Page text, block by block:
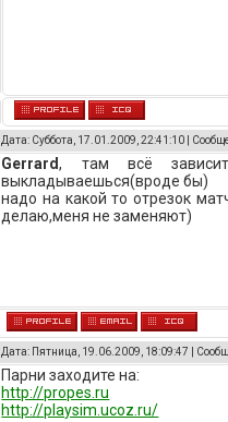
Дата: Суббота, 17.01.2009, 22:41:10 |
Gerrard, там всё
выкладываешься(вроде бы)
надо на какой то отрезок
делаю,меня не заменяют)
Дата: Пятница, 19.06.2009, 18:09:47 |
Парни заходите на:
http://propes.ru
http://playsim.ucoz.ru/